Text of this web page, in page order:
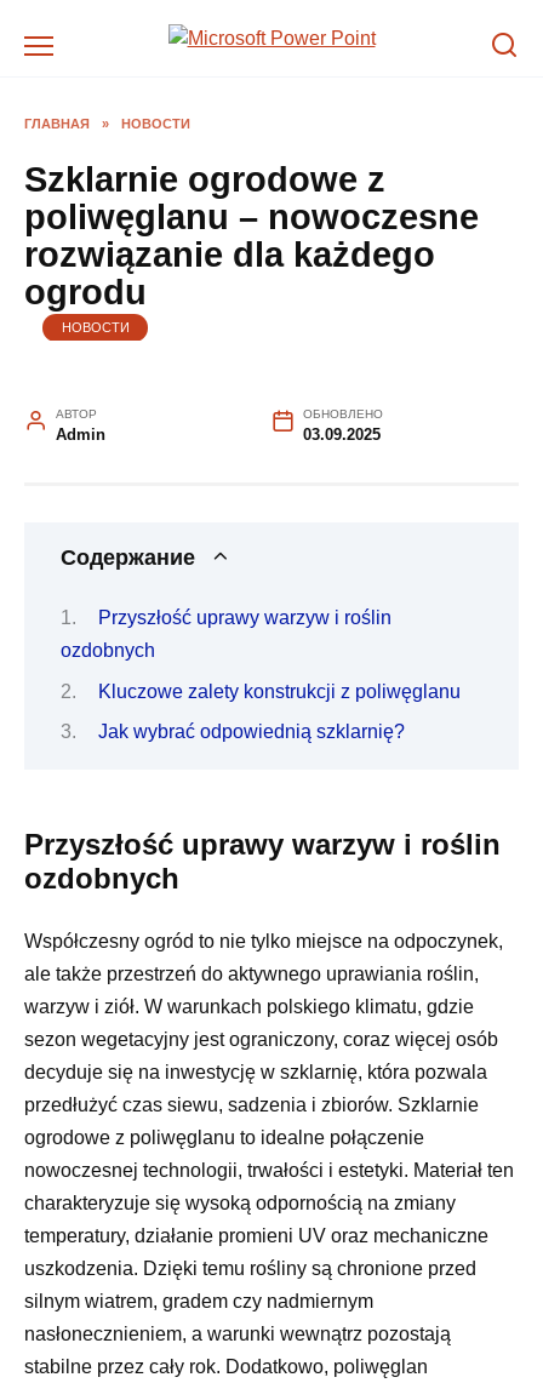
ГЛАВНАЯ » НОВОСТИ
Szklarnie ogrodowe z
poliwęglanu – nowoczesne
rozwiązanie dla każdego
ogrodu
НОВОСТИ
АВТОР
Admin
ОБНОВЛЕНО
03.09.2025
Содержание
Przyszłość uprawy warzyw i roślin
ozdobnych
Kluczowe zalety konstrukcji z poliwęglanu
Jak wybrać odpowiednią szklarnię?
Przyszłość uprawy warzyw i roślin
ozdobnych
Współczesny ogród to nie tylko miejsce na odpoczynek,
ale także przestrzeń do aktywnego uprawiania roślin,
warzyw i ziół. W warunkach polskiego klimatu, gdzie
sezon wegetacyjny jest ograniczony, coraz więcej osób
decyduje się na inwestycję w szklarnię, która pozwala
przedłużyć czas siewu, sadzenia i zbiorów. Szklarnie
ogrodowe z poliwęglanu to idealne połączenie
nowoczesnej technologii, trwałości i estetyki. Materiał ten
charakteryzuje się wysoką odpornością na zmiany
temperatury, działanie promieni UV oraz mechaniczne
uszkodzenia. Dzięki temu rośliny są chronione przed
silnym wiatrem, gradem czy nadmiernym
nasłonecznieniem, a warunki wewnątrz pozostają
stabilne przez cały rok. Dodatkowo, poliwęglan